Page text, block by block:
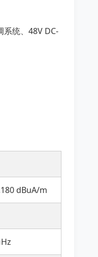
系统、48V DC-
dBuA/m